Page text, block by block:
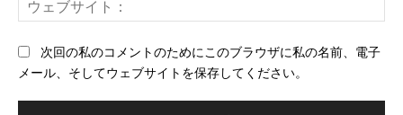
ェ
次回の私のコメントのためにこのブラウザに私の名前、電子
メール、そしてウェブサイトを保存してください。